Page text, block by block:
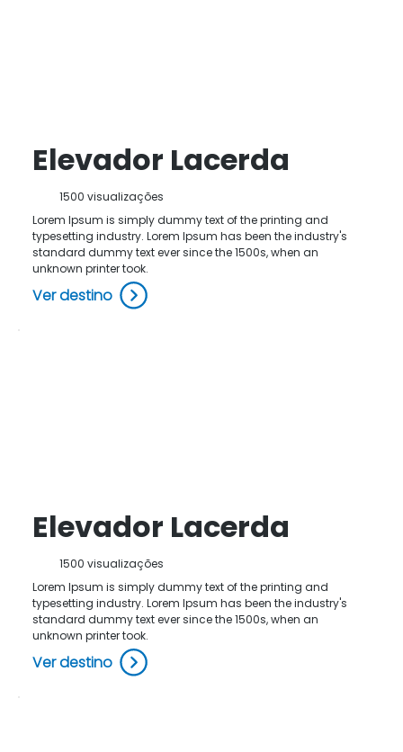
Elevador Lacerda
1500 visualizações
Lorem Ipsum is simply dummy text of the printing and
typesetting industry. Lorem Ipsum has been the industry's
standard dummy text ever since the 1500s, when an
unknown printer took.
Ver destino
Elevador Lacerda
1500 visualizações
Lorem Ipsum is simply dummy text of the printing and
typesetting industry. Lorem Ipsum has been the industry's
standard dummy text ever since the 1500s, when an
unknown printer took.
Ver destino